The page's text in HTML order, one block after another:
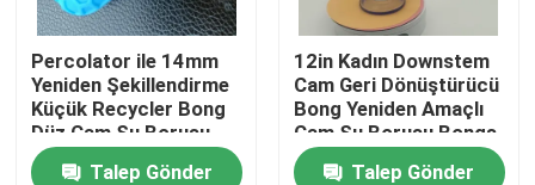
Kalite kontrol
Bize ulaşın
Percolator ile 14mm
Yeniden Şekillendirme
Küçük Recycler Bong
Düz Cam Su Borusu
Tüpü
Talep Gönder
12in Kadın Downstem
Cam Geri Dönüştürücü
Bong Yeniden Amaçlı
Cam Su Borusu Bongs
Talep Gönder